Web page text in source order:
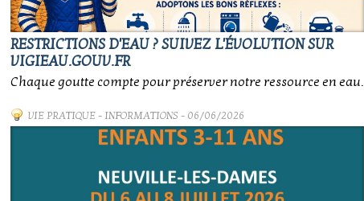
RESTRICTIONS D'EAU ? SUIVEZ L'ÉVOLUTION SUR
VIGIEAU.GOUV.FR
Chaque goutte compte pour préserver notre ressource en eau.
VIE PRATIQUE- INFORMATIONS - 06/06/2026